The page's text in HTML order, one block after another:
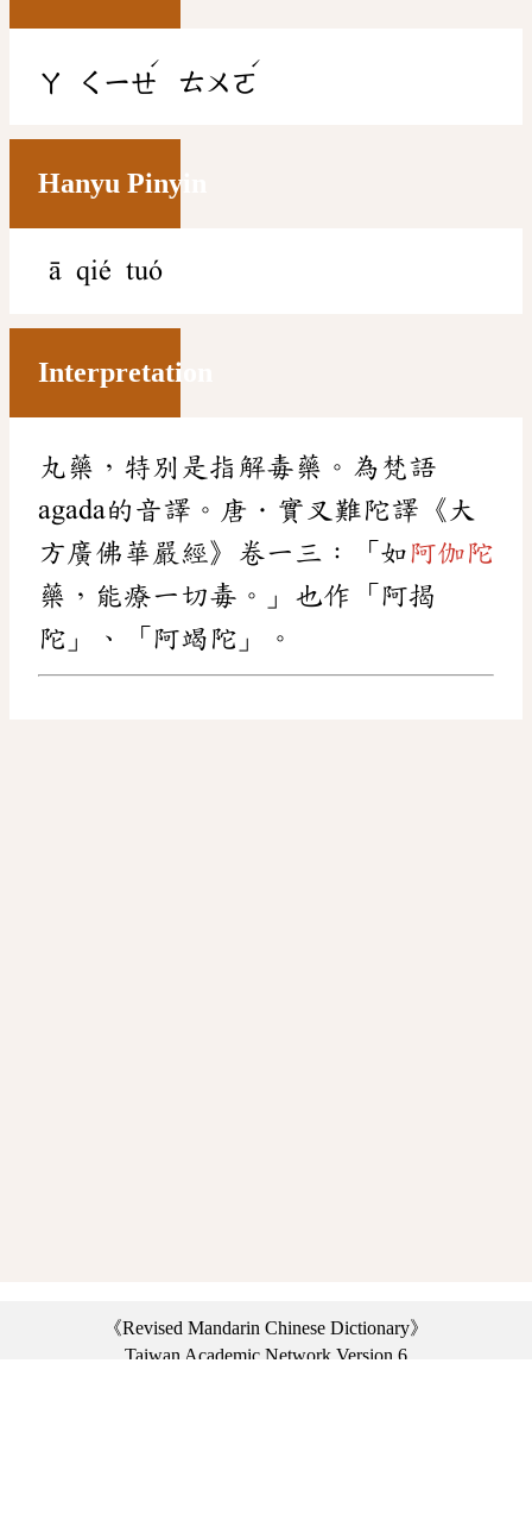
ㄚ ㄑㄧㄝ
ˊ
ㄊㄨㄛ
ˊ
Hanyu Pinyin
ā qié tuó
Interpretation
丸藥，特別是指解毒藥。為梵語
agada的音譯。唐．實叉難陀譯《大
方廣佛華嚴經》卷一三：「如阿伽陀
藥，能療一切毒。」也作「阿揭
陀」、「阿竭陀」。
《Revised Mandarin Chinese Dictionary》
Taiwan Academic Network Version 6